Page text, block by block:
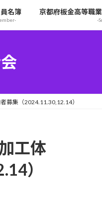
名簿 京都府板金高等職
-
集（2024.11.30,12.14）
工体
）